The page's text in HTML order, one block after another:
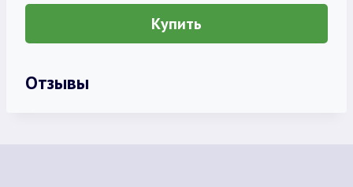
Купить
Отзывы